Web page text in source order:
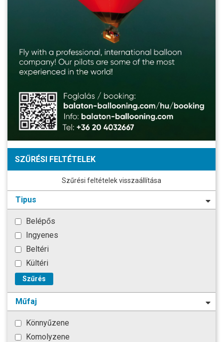
SZŰRÉSI FELTÉTELEK
Szűrési feltételek visszaállítása
Tipus
Belépős
Ingyenes
Beltéri
Kültéri
Szűrés
Műfaj
Könnyűzene
Komolyzene